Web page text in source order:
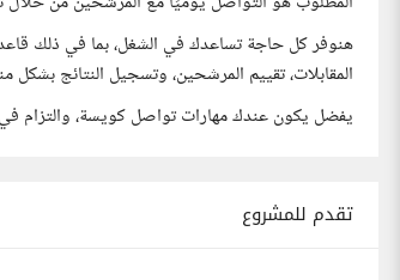
هنوفر كل حاجة تساعدك في الشغل، بما في ذلك
المقابلات، تقييم المرشحين، وتسجيل النتائج بشكل
يفضل يكون عندك مهارات تواصل كويسة، والتزام
تقدم للمشروع